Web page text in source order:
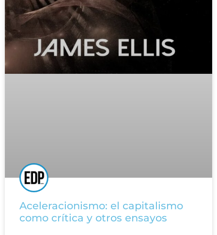
Aceleracionismo: el capitalismo
como crítica y otros ensayos